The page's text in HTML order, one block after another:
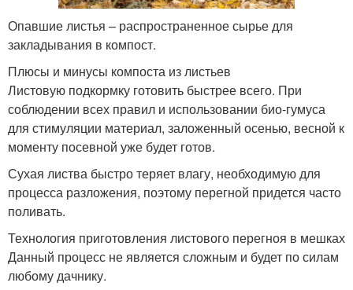
Опавшие листья – распространенное сырье для
закладывания в компост.
Плюсы и минусы компоста из листьев
Листовую подкормку готовить быстрее всего. При
соблюдении всех правил и использовании био-гумуса
для стимуляции материал, заложенный осенью, весной к
моменту посевной уже будет готов.
Сухая листва быстро теряет влагу, необходимую для
процесса разложения, поэтому перегной придется часто
поливать.
Технология приготовления листового перегноя в мешках
Данный процесс не является сложным и будет по силам
любому дачнику.